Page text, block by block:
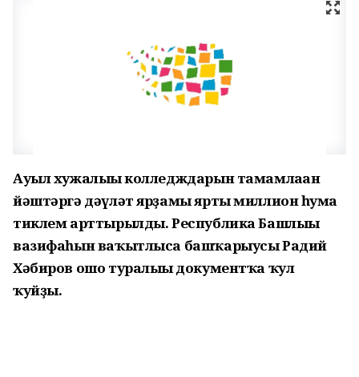
Ауыл хужалығы колледждарын тамамлаған
йәштәргә дәүләт ярҙамы ярты миллион һумға
тиклем арттырылды. Республика Башлығы
вазифаһын ваҡытлыса башҡарыусы Радий
Хәбиров ошо туралығы документҡа ҡул
ҡуйҙы.